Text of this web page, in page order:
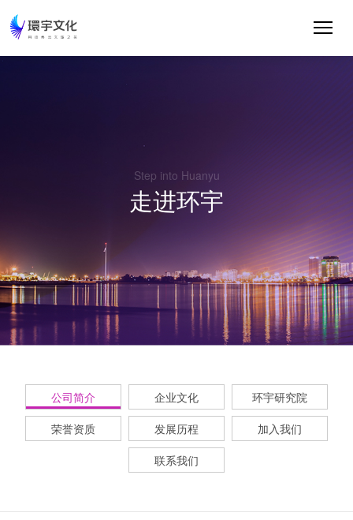
Step into Huanyu
走进环宇
公司简介 企业文化 环宇研究院
荣誉资质 发展历程 加入我们
联系我们